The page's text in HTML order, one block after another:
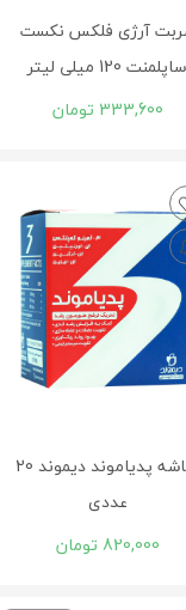
آرژی فلکس نکست
ساپلمنت 120 میلی لیتر
333,600 تومان
ساشه پدیاموند دیموند 20
عددی
820,000 تومان